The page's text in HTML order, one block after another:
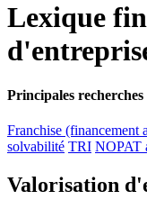
Lexique
Principales recherches
Franchise (financement
solvabilité TRI NOPAT
Valorisation